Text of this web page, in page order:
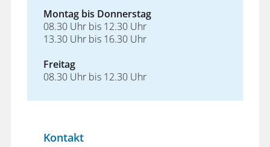
Montag bis Donnerstag
08.30 Uhr bis 12.30 Uhr
13.30 Uhr bis 16.30 Uhr
Freitag
08.30 Uhr bis 12.30 Uhr
Kontakt